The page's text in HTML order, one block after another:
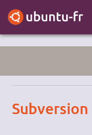
Subversion